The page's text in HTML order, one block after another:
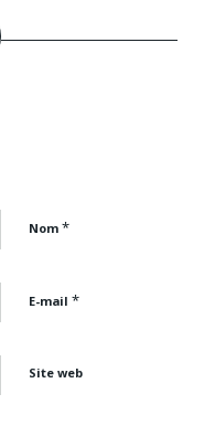
Nom *
E-mail *
Site web